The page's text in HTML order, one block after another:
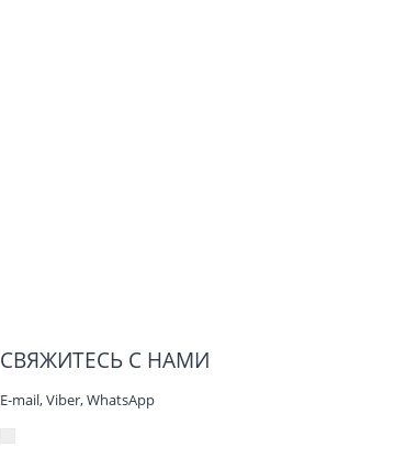
СВЯЖИТЕСЬ С НАМИ
E-mail, Viber,WhatsApp